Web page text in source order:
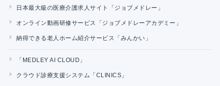
日本最大級の医療介護求人サイト「ジョブメドレー」
オンライン動画研修サービス「ジョブメドレーアカデミー」
納得できる老人ホーム紹介サービス「みんかい」
「MEDLEY AI CLOUD」
クラウド診療支援システム「CLINICS」